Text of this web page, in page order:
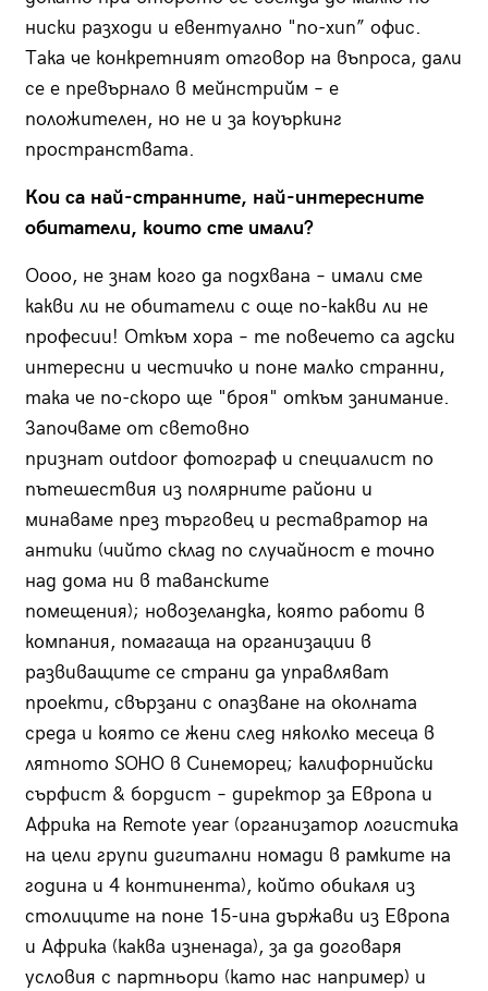
ниски разходи и евентуално "по-хип” офис.
Така че конкретният отговор на въпроса, дали
се е превърнало в мейнстрийм – е
положителен, но не и за коуъркинг
пространствата.
Кои са най-странните, най-интересните
обитатели, които сте имали?
Оооо, не знам кого да подхвана – имали сме
какви ли не обитатели с още по-какви ли не
професии! Откъм хора – те повечето са адски
интересни и честичко и поне малко странни,
така че по-скоро ще "броя" откъм занимание.
Започваме от световно
признат outdoor фотограф и специалист по
пътешествия из полярните райони и
минаваме през търговец и реставратор на
антики (чийто склад по случайност е точно
над дома ни в таванските
помещения); новозеландка, която работи в
компания, помагаща на организации в
развиващите се страни да управляват
проекти, свързани с опазване на околната
среда и която се жени след няколко месеца в
лятното SOHO в Синеморец; калифорнийски
сърфист & бордист – директор за Европа и
Африка на Remote year (организатор логистика
на цели групи дигитални номади в рамките на
година и 4 континента), който обикаля из
столиците на поне 15-ина държави из Европа
и Африка (каква изненада), за да договаря
условия с партньори (като нас например) и